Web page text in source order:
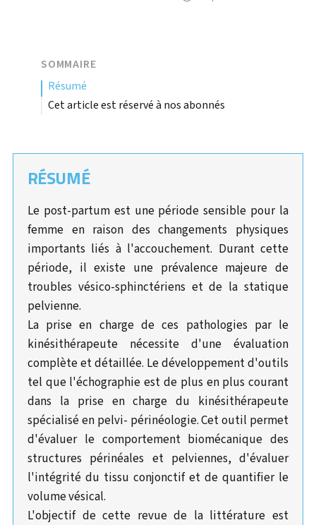
SOMMAIRE
résumé
Cet article est réservé à nos abonnés
RÉSUMÉ
Le post-partum est une période sensible pour la
femme en raison des changements physiques
importants liés à l'accouchement. Durant cette
période, il existe une prévalence majeure de
troubles vésico-sphinctériens et de la statique
pelvienne.
La prise en charge de ces pathologies par le
kinésithérapeute nécessite d'une évaluation
complète et détaillée. Le développement d'outils
tel que l'échographie est de plus en plus courant
dans la prise en charge du kinésithérapeute
spécialisé en pelvi- périnéologie. Cet outil permet
d'évaluer le comportement biomécanique des
structures périnéales et pelviennes, d'évaluer
l'intégrité du tissu conjonctif et de quantifier le
volume vésical.
L'objectif de cette revue de la littérature est